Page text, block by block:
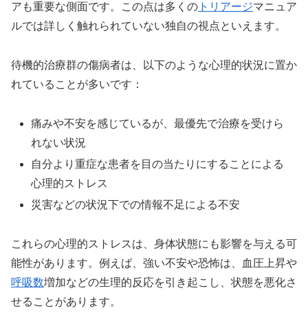
アも重要な側面です。この点は多くの トリアージマニュア
ルでは詳しく触れられていない独自の視点といえます。
待機的治療群の傷病者は、以下のような心理的状況に置か
れていることが多いです：
痛みや不安を感じているが、最優先で治療を受けら
れない状況
自分より重症な患者を目の当たりにすることによる
心理的ストレス
災害などの状況下での情報不足による不安
これらの心理的ストレスは、身体状態にも影響を与える可
能性があります。例えば、強い不安や恐怖は、血圧上昇や
呼吸数増加などの生理的反応を引き起こし、状態を悪化さ
せることがあります。